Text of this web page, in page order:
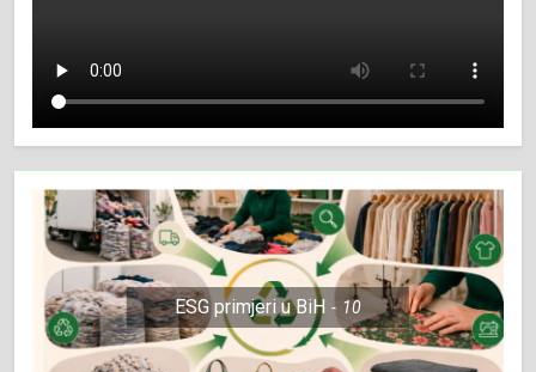
ESG primjeri u BiH 10